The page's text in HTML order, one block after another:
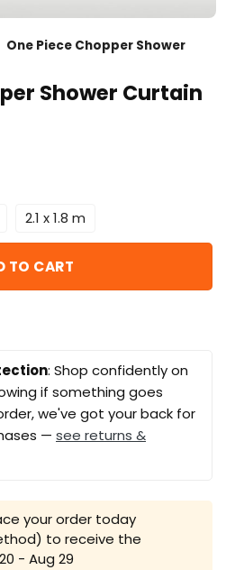
One Piece Chopper Shower
Shower Curtain
2.1 x 1.8 m
TO CART
: Shop confidently on
if something goes
we've got your back for
— see returns &
your order today
to receive the
- Aug 29